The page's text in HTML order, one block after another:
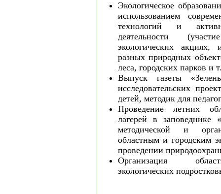
Экологическое
использованием
технологий и
деятельности
экологических акциях,
разных природных
леса, городских парков и
Выпуск газеты
исследовательских
детей, методик для
Проведение летних
лагерей в заповеднике
методической и
областным и городским
проведении
Организация
экологических